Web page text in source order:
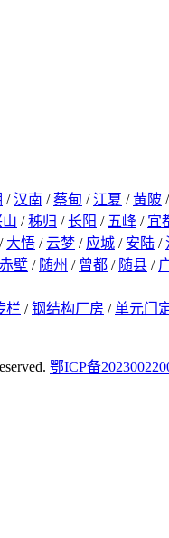
/汉南 /蔡甸 / 江夏 /黄陂 /
/秭归 /长阳 / 五峰 / 宜
/ 大悟 /云梦 / 应城 / 安陆 /
赤壁 / 随州 / 曾都 / 随县 /
栏 /钢结构厂房 /单元门
鄂ICP备